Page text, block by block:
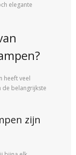
elegante
heeft veel
de belangrijkste
zijn